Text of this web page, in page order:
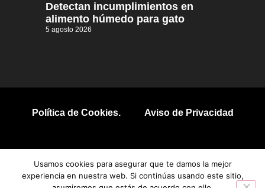
Detectan incumplimientos en
alimento húmedo para gato
5 agosto 2026
Política de Cookies. Aviso de Privacidad
Usamos cookies para asegurar que te damos la mejor
experiencia en nuestra web. Si continúas usando este sitio,